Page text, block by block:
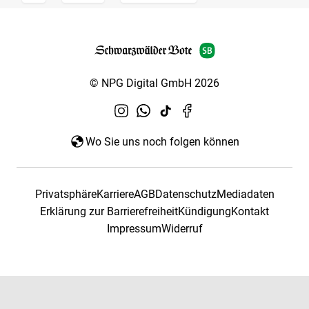
© NPG Digital GmbH 2026
Wo Sie uns noch folgen können
PrivatsphäreKarriereAGBDatenschutzMediadaten
Erklärung zur BarrierefreiheitKündigungKontakt
ImpressumWiderruf